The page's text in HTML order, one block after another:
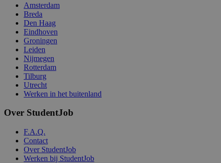
Amsterdam
Breda
Den Haag
Eindhoven
Groningen
Leiden
Nijmegen
Rotterdam
Tilburg
Utrecht
Werken in het buitenland
Over StudentJob
F.A.Q.
Contact
Over StudentJob
Werken bij StudentJob